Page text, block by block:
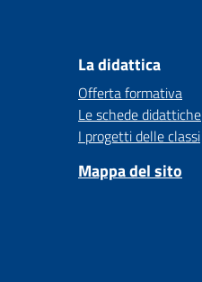
La didattica
Offerta formativa
Le schede didattiche
I progetti delle classi
Mappa del sito